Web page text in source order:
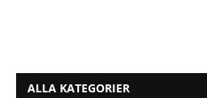
ALLA KATEGORIER